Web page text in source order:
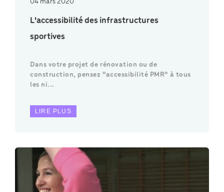
04 mars 2020
L'accessibilité des infrastructures
sportives
Dans votre projet de rénovation ou de
construction, pensez "accessibilité PMR" à tous
les ni...
LIRE PLUS